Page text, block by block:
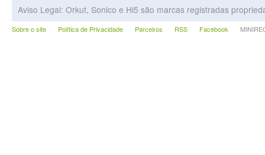
Aviso Legal: Orkut, Sonico e Hi5 são marcas registradas
Sobre o site Política de Privacidade Parceiros RSS Facebook